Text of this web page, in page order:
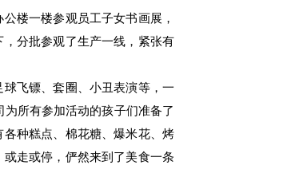
楼一楼参观员工子女书画展，
分批参观了生产一线，紧张有
飞镖、套圈、小丑表演等，一
所有参加活动的孩子们准备了
种糕点、棉花糖、爆米花、烤
走或停，俨然来到了美食一条